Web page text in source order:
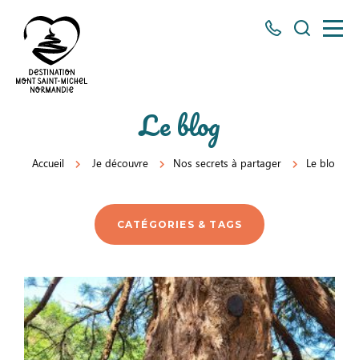
Michel
Tous
Le blog
Accueil Je découvre Nos secrets à partager Le blog
CATÉGORIES & TAGS